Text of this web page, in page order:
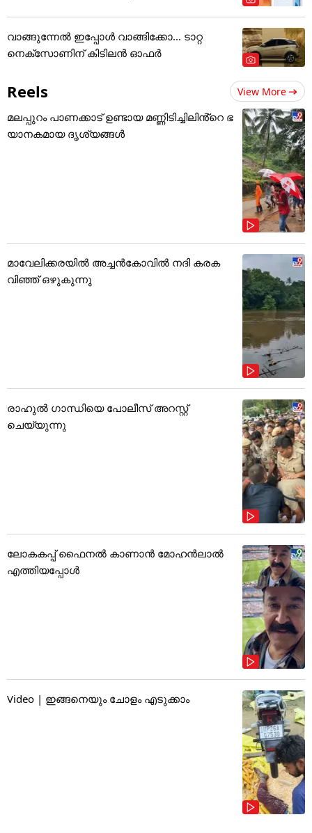
വാങ്ങുന്നേൽ ഇപ്പോൾ വാങ്ങിക്കോ... ടാറ്റ
നെക്സോണിന് കിടിലൻ ഓഫർ
Reels View More
മലപ്പുറം പാണക്കാട് ഉണ്ടായ മണ്ണിടിച്ചിലിൻ്റെ ഭ
യാനകമായ ദൃശ്യങ്ങൾ
മാവേലിക്കരയിൽ അച്ചൻകോവിൽ നദി കരക
വിഞ്ഞ് ഒഴുകുന്നു
രാഹുൽ ഗാന്ധിയെ പോലീസ് അറസ്റ്റ്
ചെയ്യുന്നു
ലോകകപ്പ് ഫൈനൽ കാണാൻ മോഹൻലാൽ
എത്തിയപ്പോൾ
Video | ഇങ്ങനെയും ചോളം എടുക്കാം